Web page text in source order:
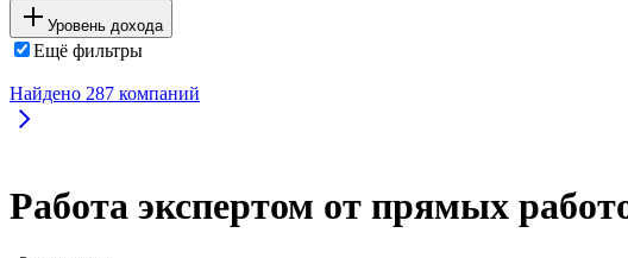
Уровень дохода
Ещё фильтры
Найдено 287 компаний
Работа экспертом от прямых